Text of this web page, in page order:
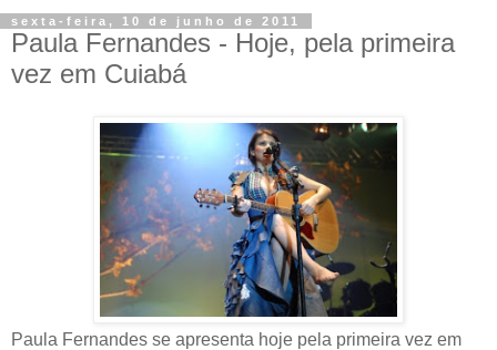
sexta-feira, 10 de junho de 2011
Paula Fernandes - Hoje, pela primeira
vez em Cuiabá
Paula Fernandes se apresenta hoje pela primeira vez em